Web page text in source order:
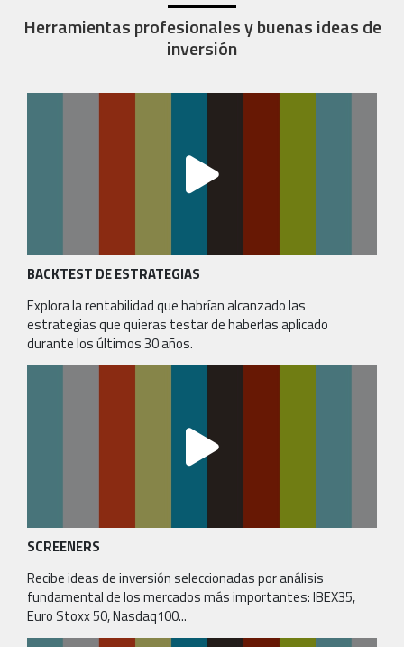
Herramientas profesionales y buenas ideas de
inversión
BACKTEST DE ESTRATEGIAS
Explora la rentabilidad que habrían alcanzado las
estrategias que quieras testar de haberlas aplicado
durante los últimos 30 años.
SCREENERS
Recibe ideas de inversión seleccionadas por análisis
fundamental de los mercados más importantes: IBEX35,
Euro Stoxx 50, Nasdaq100...